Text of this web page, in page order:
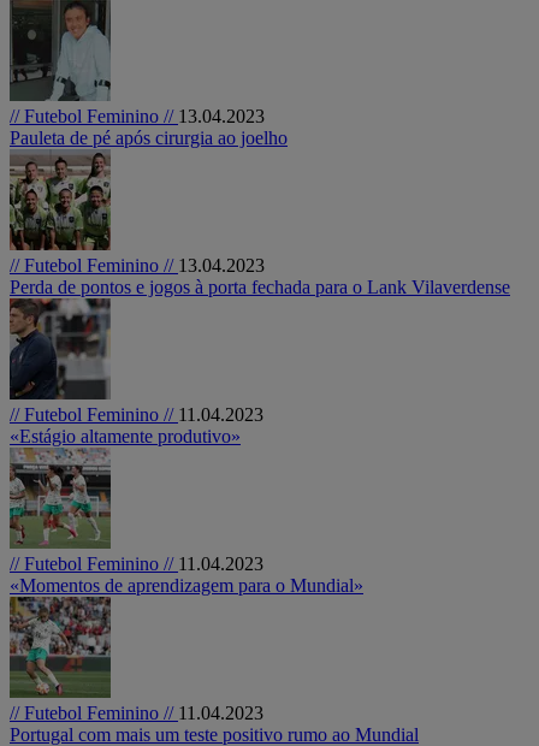
// Futebol Feminino // 13.04.2023
Pauleta de pé após cirurgia ao joelho
// Futebol Feminino // 13.04.2023
Perda de pontos e jogos à porta fechada para o Lank Vilaverdense
// Futebol Feminino // 11.04.2023
«Estágio altamente produtivo»
// Futebol Feminino // 11.04.2023
«Momentos de aprendizagem para o Mundial»
// Futebol Feminino // 11.04.2023
Portugal com mais um teste positivo rumo ao Mundial